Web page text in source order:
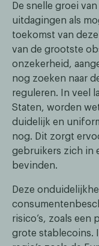
De snelle groei
uitdagingen als
toekomst van
van de grootste
onzekerheid,
nog zoeken naar
reguleren. In veel
Staten, worden
duidelijk en
nog. Dit zorgt
gebruikers zich in
bevinden.
Deze
risico’s, zoals
grote stablecoins.